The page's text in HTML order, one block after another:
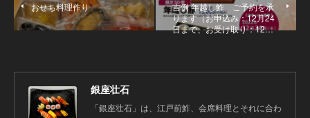
おせち料理作り
吉例 年越し鮓 ご予約を承
ります（お申込み：12月24
日まで、お受け取り：12…
銀座壮石
「銀座壮石」は、江戸前鮓、会席料理とそれに合わ